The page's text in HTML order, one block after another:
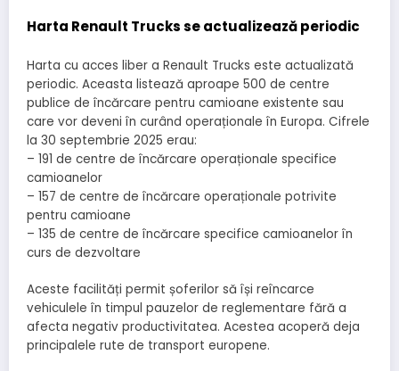
Harta Renault Trucks se actualizează periodic
Harta cu acces liber a Renault Trucks este actualizată
periodic. Aceasta listează aproape 500 de centre
publice de încărcare pentru camioane existente sau
care vor deveni în curând operaționale în Europa. Cifrele
la 30 septembrie 2025 erau:
– 191 de centre de încărcare operaționale specifice
camioanelor
– 157 de centre de încărcare operaționale potrivite
pentru camioane
– 135 de centre de încărcare specifice camioanelor în
curs de dezvoltare
Aceste facilități permit șoferilor să își reîncarce
vehiculele în timpul pauzelor de reglementare fără a
afecta negativ productivitatea. Acestea acoperă deja
principalele rute de transport europene.